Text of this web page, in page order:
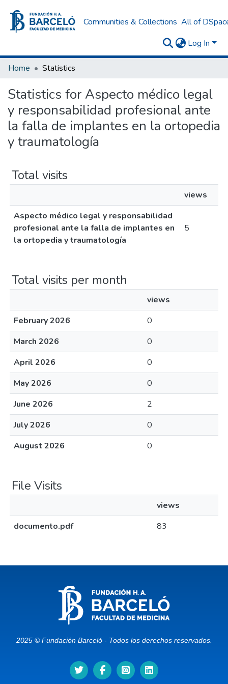
Communities & Collections All of
Log In
Home Statistics
Statistics for Aspecto médico legal
y responsabilidad profesional ante
la falla de implantes en la ortopedia
y traumatología
Total visits
views
Aspecto médico legal y responsabilidad
profesional ante la falla de implantes en
la ortopedia y traumatología
5
Total visits per month
views
February 2026
0
March 2026
0
April 2026
0
May 2026
0
June 2026
2
July 2026
0
August 2026
0
File Visits
views
documento.pdf
83
2025 © Fundación Barceló - Todos los derechos reservados.